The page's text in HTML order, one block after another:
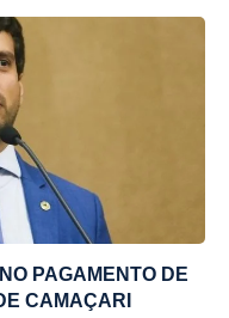
PAGAMENTO DE
CAMAÇARI